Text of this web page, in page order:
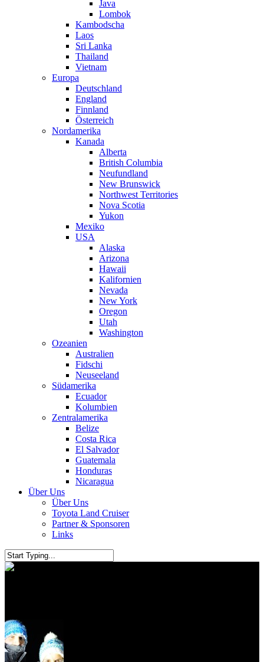
Java
Lombok
Kambodscha
Laos
Sri Lanka
Thailand
Vietnam
Europa
Deutschland
England
Finnland
Österreich
Nordamerika
Kanada
Alberta
British Columbia
Neufundland
New Brunswick
Northwest Territories
Nova Scotia
Yukon
Mexiko
USA
Alaska
Arizona
Hawaii
Kalifornien
Nevada
New York
Oregon
Utah
Washington
Ozeanien
Australien
Fidschi
Neuseeland
Südamerika
Ecuador
Kolumbien
Zentralamerika
Belize
Costa Rica
El Salvador
Guatemala
Honduras
Nicaragua
Über Uns
Über Uns
Toyota Land Cruiser
Partner & Sponsoren
Links